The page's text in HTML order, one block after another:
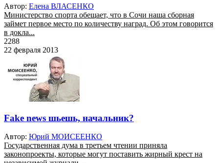
Автор: Елена ВЛАСЕНКО
Министерство спорта обещает, что в Сочи наша сборная
займет первое место по количеству наград. Об этом говорится
в докла...
2288
22 февраля 2013
Fake news шьешь, начальник?
Автор: Юрий МОИСЕЕНКО
Государственная дума в третьем чтении приняла
законопроекты, которые могут поставить жирный крест на